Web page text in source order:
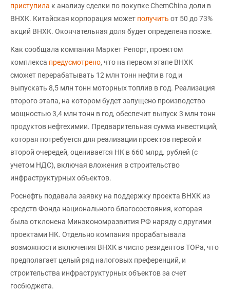
приступила к анализу сделки по покупке ChemChina доли в
ВНХК. Китайская корпорация может получить от 50 до 73%
акций ВНХК. Окончательная доля будет определена позже.
Как сообщала компания Маркет Репорт, проектом
комплекса предусмотрено, что на первом этапе ВНХК
сможет перерабатывать 12 млн тонн нефти в год и
выпускать 8,5 млн тонн моторных топлив в год. Реализация
второго этапа, на котором будет запущено производство
мощностью 3,4 млн тонн в год, обеспечит выпуск 3 млн тонн
продуктов нефтехимии. Предварительная сумма инвестиций,
которая потребуется для реализации проектов первой и
второй очередей, оценивается НК в 660 млрд. рублей (с
учетом НДС), включая вложения в строительство
инфраструктурных объектов.
Роснефть подавала заявку на поддержку проекта ВНХК из
средств Фонда национального благосостояния, которая
была отклонена Минэкономразвития РФ наряду с другими
проектами НК. Отдельно компания прорабатывала
возможности включения ВНХК в число резидентов ТОРа, что
предполагает целый ряд налоговых преференций, и
строительства инфраструктурных объектов за счет
госбюджета.